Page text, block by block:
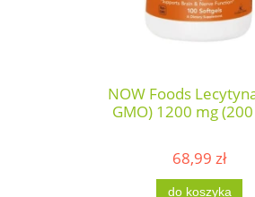
NOW Foods
GMO) 1200 mg
68,99 zł
do koszyka